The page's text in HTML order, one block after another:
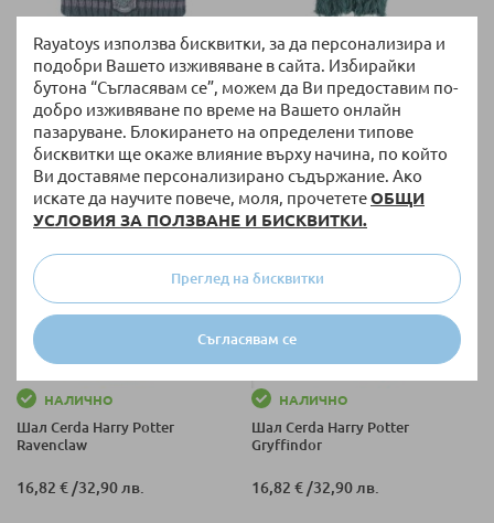
Rayatoys използва бисквитки, за да персонализира и
подобри Вашето изживяване в сайта. Избирайки
бутона “Съгласявам се”, можем да Ви предоставим по-
добро изживяване по време на Вашето онлайн
пазаруване. Блокирането на определени типове
бисквитки ще окаже влияние върху начина, по който
Ви доставяме персонализирано съдържание. Ако
искате да научите повече, моля, прочететеОБЩИ
УСЛОВИЯ ЗА ПОЛЗВАНЕ И БИСКВИТКИ.
Съгласявам се
Преглед на бисквитки
НАЛИЧНО
Плетена шапка Cerda Harry
Potter Slytherin с помпон
11,20 €/21,91 лв.
НАЛИЧНО
Шал Cerda Harry Potter
Slytherin
16,82 €/32,90 лв.
НАЛИЧНО
Шал Cerda Harry Potter
Ravenclaw
16,82 € /32,90 лв.
НАЛИЧНО
Шал Cerda Harry Potter
Gryffindor
16,82 € /32,90 лв.